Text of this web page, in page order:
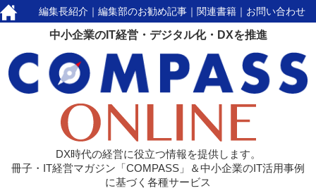
編集長紹介 ｜編集部のお勧め記事 ｜ 関連書籍 ｜ お問い合わせ
中小企業のIT経営・デジタル化・DXを推進
DX時代の経営に役立つ情報を提供します。
冊子・IT経営マガジン「COMPASS」＆中小企業のIT活用事例
に基づく各種サービス